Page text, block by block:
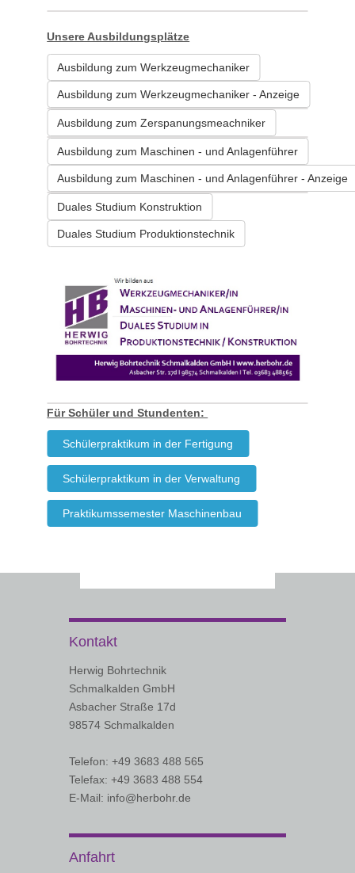
Unsere Ausbildungsplätze
Ausbildung zum Werkzeugmechaniker
Ausbildung zum Werkzeugmechaniker - Anzeige
Ausbildung zum Zerspanungsmeachniker
Ausbildung zum Maschinen - und Anlagenführer
Ausbildung zum Maschinen - und Anlagenführer - Anzeige
Duales Studium Konstruktion
Duales Studium Produktionstechnik
Für Schüler und Stundenten:
Schülerpraktikum in der Fertigung
Schülerpraktikum in der Verwaltung
Praktikumssemester Maschinenbau
Kontakt
Herwig Bohrtechnik
Schmalkalden GmbH
Asbacher Straße 17d
98574 Schmalkalden
Telefon: +49 3683 488 565
Telefax: +49 3683 488 554
E-Mail: info@herbohr.de
Anfahrt